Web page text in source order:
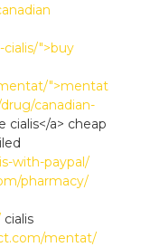
">buy
">mentat
canadian-
cialis</a> cheap
with-paypal/
pharmacy/
cialis
mentat/